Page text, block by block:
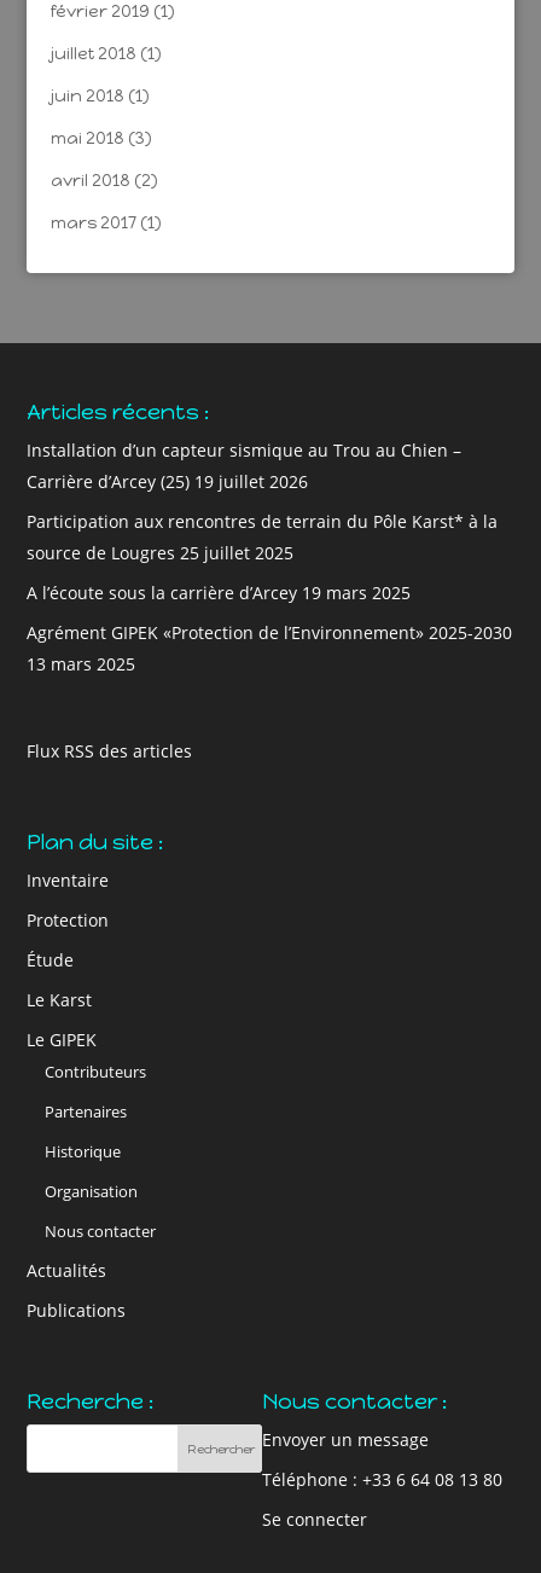
février 2019 (1)
juillet 2018 (1)
juin 2018 (1)
mai 2018 (3)
avril 2018 (2)
mars 2017 (1)
Articles récents :
Installation d’un capteur sismique au Trou au Chien –
Carrière d’Arcey (25) 19 juillet 2026
Participation aux rencontres de terrain du Pôle Karst* à la
source de Lougres 25 juillet 2025
A l’écoute sous la carrière d’Arcey 19 mars 2025
Agrément GIPEK «Protection de l’Environnement» 2025-2030
13 mars 2025
Flux RSS des articles
Plan du site :
Inventaire
Protection
Étude
Le Karst
Le GIPEK
Contributeurs
Partenaires
Historique
Organisation
Nous contacter
Actualités
Publications
Recherche : Nous contacter :
Envoyer un message
Téléphone : +33 6 64 08 13 80
Se connecter